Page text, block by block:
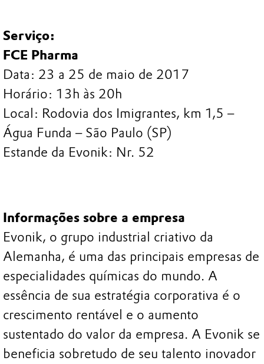
Serviço:
FCE Pharma
Data: 23 a 25 de maio de 2017
Horário: 13h às 20h
Local: Rodovia dos Imigrantes, km 1,5 –
Água Funda – São Paulo (SP)
Estande da Evonik: Nr. 52
Informações sobre a empresa
Evonik, o grupo industrial criativo da
Alemanha, é uma das principais empresas de
especialidades químicas do mundo. A
essência de sua estratégia corporativa é o
crescimento rentável e o aumento
sustentado do valor da empresa. A Evonik se
beneficia sobretudo de seu talento inovador